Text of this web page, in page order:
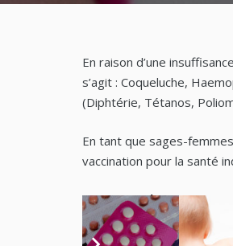
En raison d’une
s’agit : Coqueluche,
(Diphtérie, Tétanos,
En tant que sages-
vaccination pour la santé
Pour rappel nous avons
Vous trouverez